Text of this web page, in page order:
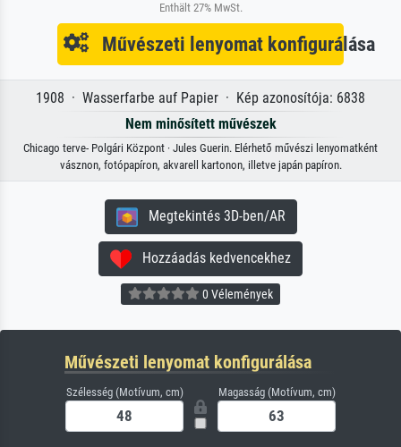
Enthält 27% MwSt.
Művészeti lenyomat konfigurálása
1908 · Wasserfarbe auf Papier · Kép azonosítója: 6838
Nem minősített művészek
Chicago terve- Polgári Központ · Jules Guerin. Elérhető művészi lenyomatként
vásznon, fotópapíron, akvarell kartonon, illetve japán papíron.
Megtekintés 3D-ben/AR
Hozzáadás kedvencekhez
0 Vélemények
Művészeti lenyomat konfigurálása
Szélesség (Motívum, cm) Magasság (Motívum, cm)